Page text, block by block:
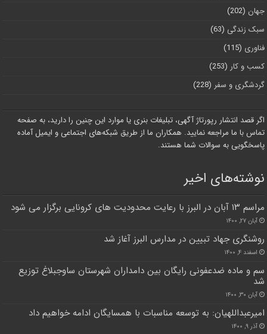
جهان (202)
سبک زندگی (63)
فناوری (115)
کسب و کار (253)
گردشگری و سفر (228)
اگر قصد انتشار رپورتاژ آگهی، تبلیغات بنری یا موارد این چنین را دارید، به صفحه
تماس با ما مراجعه نمایید. همکاران ما از طریق شبکه‌های اجتماعی و ایمیل آماده
پاسخگویی به سوالات شما هستند.
نوشته‌های اخیر
مراسم ۱۳ آبان در البرز با رعایت محدودیت های کرونایی برگزار می شود
آبان ۲۷, ۱۴۰۰
روشنگری جهاد تبیین در مدارس البرز آغاز شد
اسفند ۴, ۱۴۰۰
سم و ماده ضدعفونی رایگان بین دامداران شهرستان ساوجبلاغ توزیع
شد
آبان ۳۰, ۱۴۰۰
امیرعبداللهیان: به توسعه مناسبات با همسایگان ادامه خواهیم داد
آذر ۹, ۱۴۰۰